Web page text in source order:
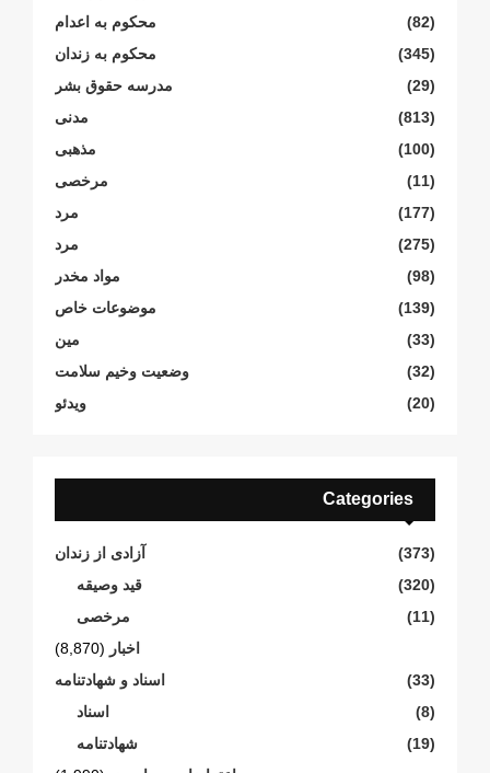
محکوم بە اعدام
(82)
محکوم بە زندان
(345)
مدرسە حقوق بشر
(29)
مدنی
(813)
مذهبی
(100)
مرخصی
(11)
مرد
(177)
مرد
(275)
مواد مخدر
(98)
موضوعات خاص
(139)
مین
(33)
وضعیت وخیم سلامت
(32)
ویدئو
(20)
Categories
آزادی از زندان
(373)
قید وصیقه
(320)
مرخصی
(11)
اخبار (8,870)
اسناد و شهادتنامە
(33)
اسناد
(8)
شهادتنامە
(19)